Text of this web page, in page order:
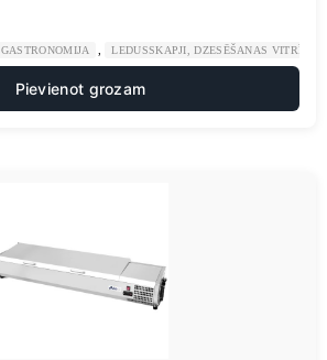
GASTRONOMIJA LEDUSSKAPJI, DZESĒŠANAS VITRĪNAS
Pievienot grozam